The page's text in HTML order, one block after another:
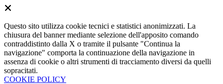
Questo sito utilizza cookie tecnici e statistici anonimizzati. La
chiusura del banner mediante selezione dell'apposito comando
contraddistinto dalla X o tramite il pulsante "Continua la
navigazione" comporta la continuazione della navigazione in
assenza di cookie o altri strumenti di tracciamento diversi da quelli
sopracitati.
COOKIE POLICY